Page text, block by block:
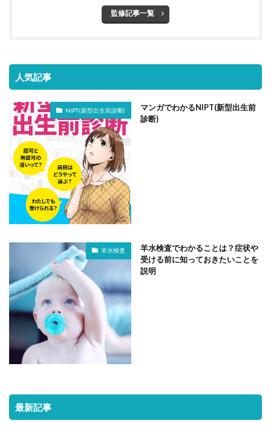
監修記事一覧
人気記事
NIPT(新型出生前診断)
マンガでわかるNIPT(新型出生前
診断)
羊水検査
羊水検査でわかることは？症状や
受ける前に知っておきたいことを
説明
最新記事